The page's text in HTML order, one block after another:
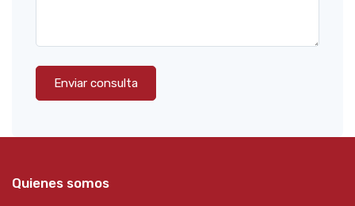
Enviar consulta
Quienes somos